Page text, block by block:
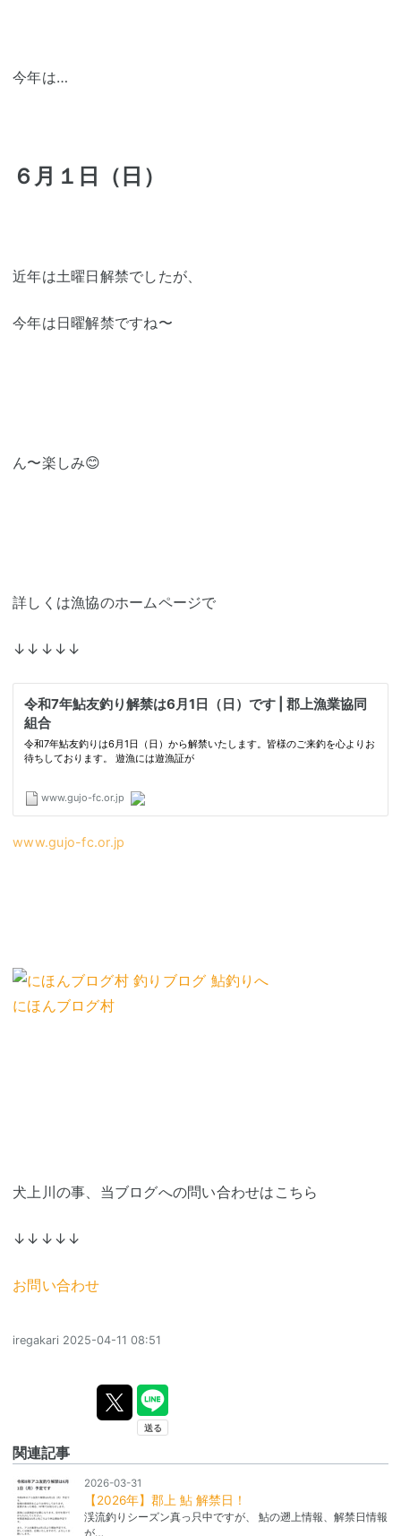
今年は…
６月１日（日）
近年は土曜日解禁でしたが、
今年は日曜解禁ですね〜
ん〜楽しみ😊
詳しくは漁協のホームページで
↓↓↓↓↓
www.gujo-fc.or.jp
にほんブログ村
犬上川の事、当ブログへの問い合わせはこちら
↓↓↓↓↓
お問い合わせ
iregakari 2025-04-11 08:51
関連記事
2026-03-31
【2026年】郡上 鮎 解禁日！
渓流釣りシーズン真っ只中ですが、 鮎の遡上情報、解禁日情報
が…